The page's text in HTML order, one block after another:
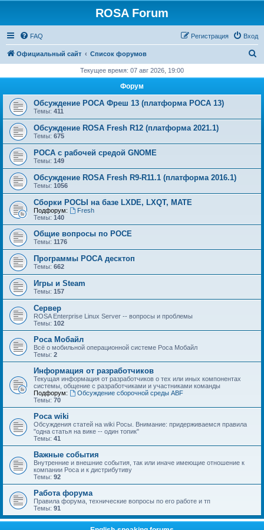
ROSA Forum
FAQ Вход
Регистрация
Официальный сайт Список форумов
с
Текущее время: 07 авг 2026, 19:00
Форум
Обсуждение РОСА Фреш 13 (платформа РОСА 13)
Темы: 411
Обсуждение ROSA Fresh R12 (платформа 2021.1)
Темы: 675
РОСА с рабочей средой GNOME
Темы: 149
Обсуждение ROSA Fresh R9-R11.1 (платформа 2016.1)
Темы: 1056
Сборки РОСЫ на базе LXDE, LXQT, MATE
Подфорум:
Fresh
Темы: 140
Общие вопросы по РОСЕ
Темы: 1176
Программы РОСА десктоп
Темы: 662
Игры и Steam
Темы: 157
Сервер
ROSA Enterprise Linux Server -- вопросы и проблемы
Темы: 102
Роса Мобайл
Всё о мобильной операционной системе Роса Мобайл
Темы: 2
Информация от разработчиков
Текущая информация от разработчиков о тех или иных компонентах
системы, общение с разработчиками и участниками команды
Подфорум:
Обсуждение сборочной среды ABF
Темы: 70
Роса wiki
Обсуждения статей на wiki Росы. Внимание: придерживаемся правила
"одна статья на вике -- один топик"
Темы: 41
Важные события
Внутренние и внешние события, так или иначе имеющие отношение к
компании Роса и к дистрибутиву
Темы: 92
Работа форума
Правила форума, технические вопросы по его работе и тп
Темы: 91